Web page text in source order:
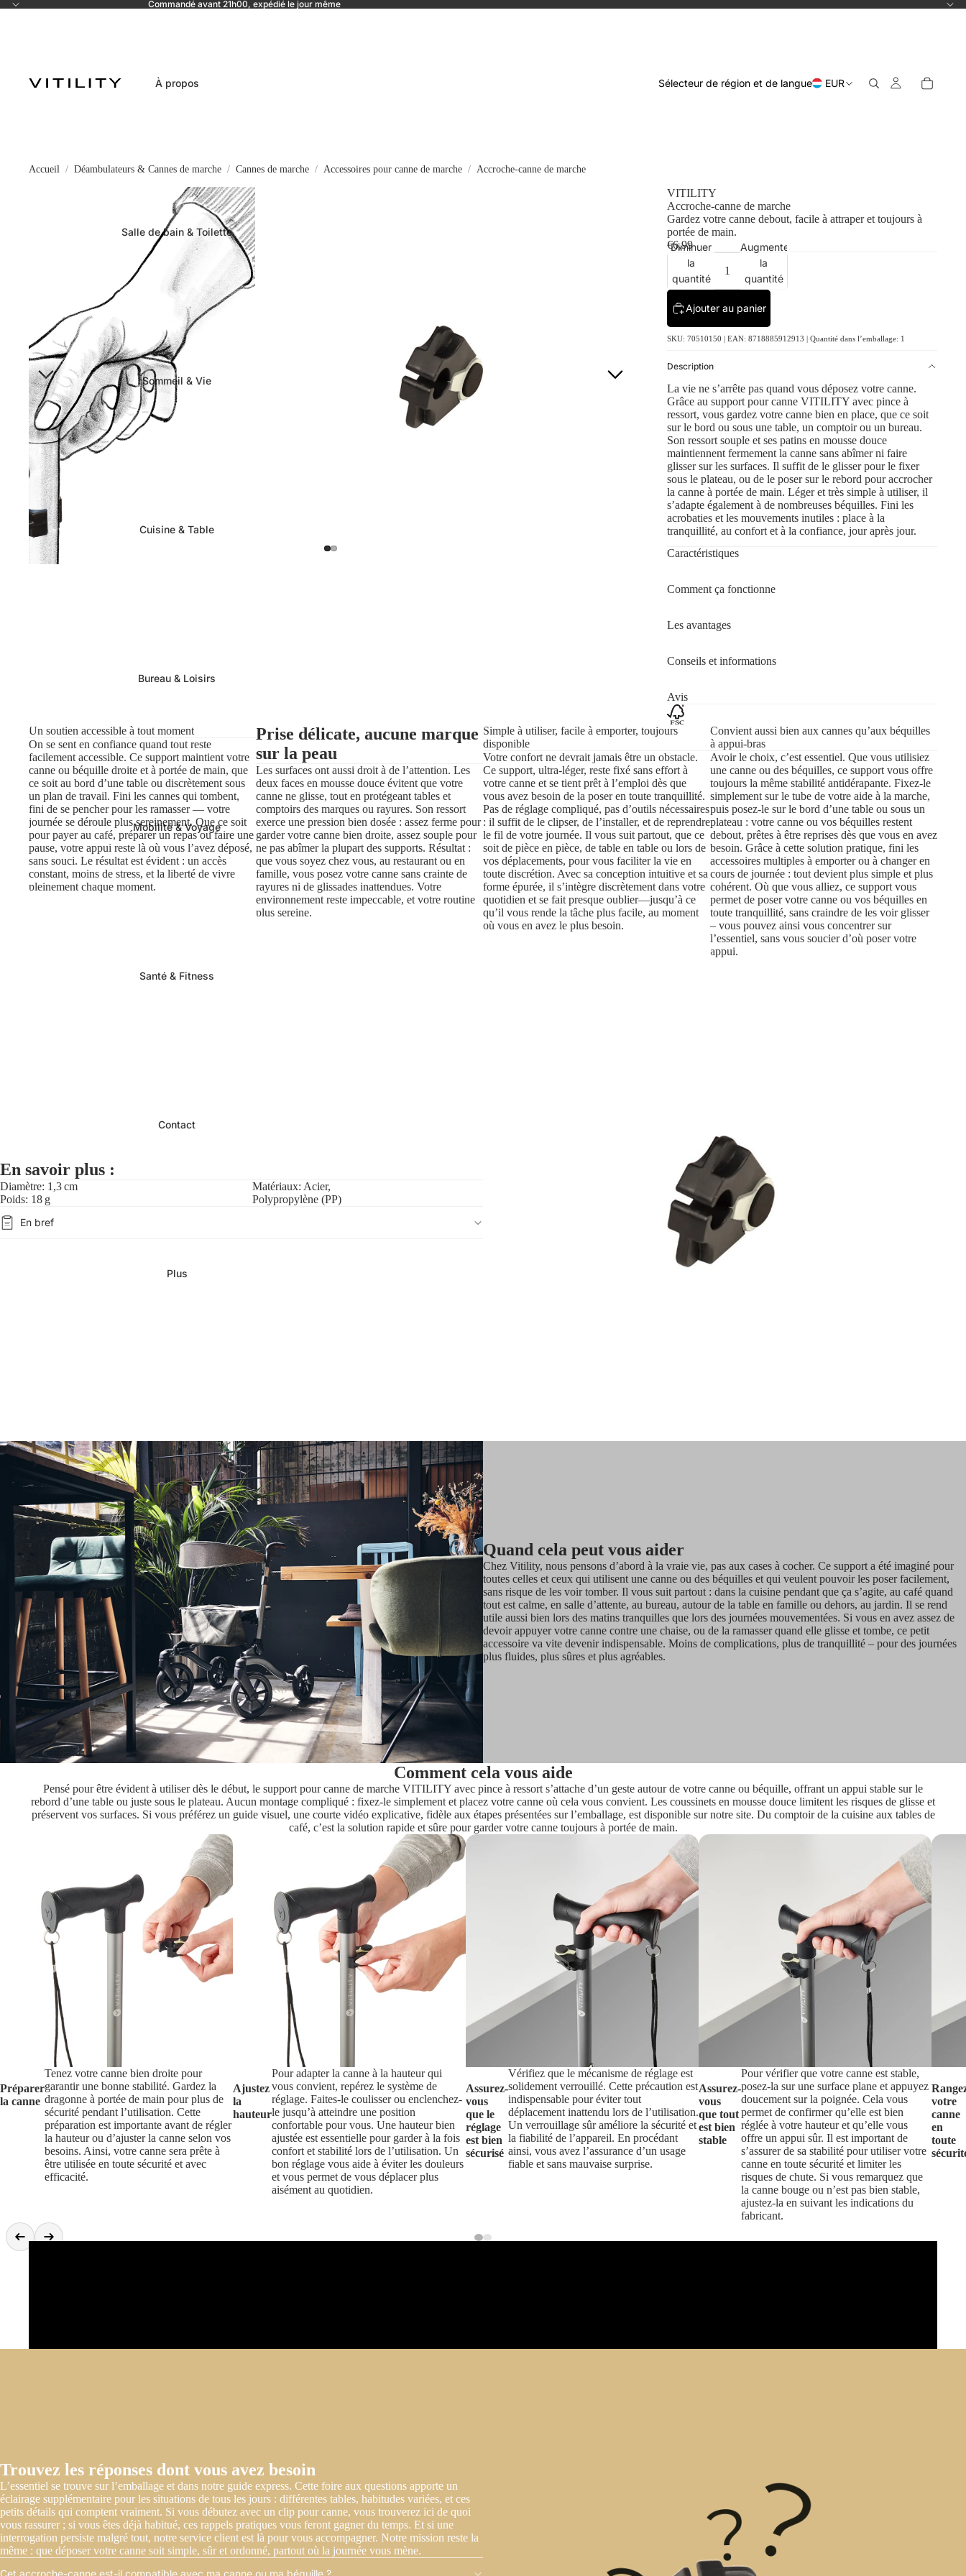
Commandé avant 21h00, expédié le jour même
À propos
Salle de bain & Toilette
Sommeil & Vie
Cuisine & Table
Bureau & Loisirs
Mobilité & Voyage
Santé & Fitness
Contact
Plus
Sélecteur de région et de langue EUR
Accueil Déambulateurs & Cannes de marche Cannes de marche Accessoires pour canne de marche Accroche-canne de marche
VITILITY
Accroche-canne de marche
Gardez votre canne debout, facile à attraper et toujours à
portée de main.
€6,99
Diminuer
la
quantité
Augmenter
la
quantité
Ajouter au panier
SKU: 70510150 | EAN: 8718885912913 | Quantité dans l’emballage: 1
Description
La vie ne s’arrête pas quand vous déposez votre canne.
Grâce au support pour canne VITILITY avec pince à
ressort, vous gardez votre canne bien en place, que ce soit
sur le bord ou sous une table, un comptoir ou un bureau.
Son ressort souple et ses patins en mousse douce
maintiennent fermement la canne sans abîmer ni faire
glisser sur les surfaces. Il suffit de le glisser pour le fixer
sous le plateau, ou de le poser sur le rebord pour accrocher
la canne à portée de main. Léger et très simple à utiliser, il
s’adapte également à de nombreuses béquilles. Fini les
acrobaties et les mouvements inutiles : place à la
tranquillité, au confort et à la confiance, jour après jour.
Caractéristiques
Comment ça fonctionne
Les avantages
Conseils et informations
Avis
Un soutien accessible à tout moment
On se sent en confiance quand tout reste
facilement accessible. Ce support maintient votre
canne ou béquille droite et à portée de main, que
ce soit au bord d’une table ou discrètement sous
un plan de travail. Fini les cannes qui tombent,
fini de se pencher pour les ramasser — votre
journée se déroule plus sereinement. Que ce soit
pour payer au café, préparer un repas ou faire une
pause, votre appui reste là où vous l’avez déposé,
sans souci. Le résultat est évident : un accès
constant, moins de stress, et la liberté de vivre
pleinement chaque moment.
Prise délicate, aucune marque
sur la peau
Les surfaces ont aussi droit à de l’attention. Les
deux faces en mousse douce évitent que votre
canne ne glisse, tout en protégeant tables et
comptoirs des marques ou rayures. Son ressort
exerce une pression bien dosée : assez ferme pour
garder votre canne bien droite, assez souple pour
ne pas abîmer la plupart des supports. Résultat :
que vous soyez chez vous, au restaurant ou en
famille, vous posez votre canne sans crainte de
rayures ni de glissades inattendues. Votre
environnement reste impeccable, et votre routine
plus sereine.
Simple à utiliser, facile à emporter, toujours
disponible
Votre confort ne devrait jamais être un obstacle.
Ce support, ultra-léger, reste fixé sans effort à
votre canne et se tient prêt à l’emploi dès que
vous avez besoin de la poser en toute tranquillité.
Pas de réglage compliqué, pas d’outils nécessaires
: il suffit de le clipser, de l’installer, et de reprendre
le fil de votre journée. Il vous suit partout, que ce
soit de pièce en pièce, de table en table ou lors de
vos déplacements, pour vous faciliter la vie en
toute discrétion. Avec sa conception intuitive et sa
forme épurée, il s’intègre discrètement dans votre
quotidien et se fait presque oublier—jusqu’à ce
qu’il vous rende la tâche plus facile, au moment
où vous en avez le plus besoin.
Convient aussi bien aux cannes qu’aux béquilles
à appui-bras
Avoir le choix, c’est essentiel. Que vous utilisiez
une canne ou des béquilles, ce support vous offre
toujours la même stabilité antidérapante. Fixez-le
simplement sur le tube de votre aide à la marche,
puis posez-le sur le bord d’une table ou sous un
plateau : votre canne ou vos béquilles restent
debout, prêtes à être reprises dès que vous en avez
besoin. Grâce à cette solution pratique, fini les
accessoires multiples à emporter ou à changer en
cours de journée : tout devient plus simple et plus
cohérent. Où que vous alliez, ce support vous
permet de poser votre canne ou vos béquilles en
toute tranquillité, sans craindre de les voir glisser
– vous pouvez ainsi vous concentrer sur
l’essentiel, sans vous soucier d’où poser votre
appui.
En savoir plus :
Diamètre: 1,3 cm
Poids: 18 g
Matériaux: Acier,
Polypropylène (PP)
En bref
Quand cela peut vous aider
Chez Vitility, nous pensons d’abord à la vraie vie, pas aux cases à cocher. Ce support a été imaginé pour
toutes celles et ceux qui utilisent une canne ou des béquilles et qui veulent pouvoir les poser facilement,
sans risque de les voir tomber. Il vous suit partout : dans la cuisine pendant que ça s’agite, au café quand
tout est calme, en salle d’attente, au bureau, autour de la table en famille ou dehors, au jardin. Il se rend
utile aussi bien lors des matins tranquilles que lors des journées mouvementées. Si vous en avez assez de
devoir appuyer votre canne contre une chaise, ou de la ramasser quand elle glisse et tombe, ce petit
accessoire va vite devenir indispensable. Moins de complications, plus de tranquillité – pour des journées
plus fluides, plus sûres et plus agréables.
Comment cela vous aide
Pensé pour être évident à utiliser dès le début, le support pour canne de marche VITILITY avec pince à ressort s’attache d’un geste autour de votre canne ou béquille, offrant un appui stable sur le
rebord d’une table ou juste sous le plateau. Aucun montage compliqué : fixez-le simplement et placez votre canne où cela vous convient. Les coussinets en mousse douce limitent les risques de glisse et
préservent vos surfaces. Si vous préférez un guide visuel, une courte vidéo explicative, fidèle aux étapes présentées sur l’emballage, est disponible sur notre site. Du comptoir de la cuisine aux tables de
café, c’est la solution rapide et sûre pour garder votre canne toujours à portée de main.
Préparer
la canne
Tenez votre canne bien droite pour
garantir une bonne stabilité. Gardez la
dragonne à portée de main pour plus de
sécurité pendant l’utilisation. Cette
préparation est importante avant de régler
la hauteur ou d’ajuster la canne selon vos
besoins. Ainsi, votre canne sera prête à
être utilisée en toute sécurité et avec
efficacité.
Ajustez
la
hauteur
Pour adapter la canne à la hauteur qui
vous convient, repérez le système de
réglage. Faites-le coulisser ou enclenchez-
le jusqu’à atteindre une position
confortable pour vous. Une hauteur bien
ajustée est essentielle pour garder à la fois
confort et stabilité lors de l’utilisation. Un
bon réglage vous aide à éviter les douleurs
et vous permet de vous déplacer plus
aisément au quotidien.
Assurez-
vous
que le
réglage
est bien
sécurisé
Vérifiez que le mécanisme de réglage est
solidement verrouillé. Cette précaution est
indispensable pour éviter tout
déplacement inattendu lors de l’utilisation.
Un verrouillage sûr améliore la sécurité et
la fiabilité de l’appareil. En procédant
ainsi, vous avez l’assurance d’un usage
fiable et sans mauvaise surprise.
Assurez-
vous
que tout
est bien
stable
Pour vérifier que votre canne est stable,
posez-la sur une surface plane et appuyez
doucement sur la poignée. Cela vous
permet de confirmer qu’elle est bien
réglée à votre hauteur et qu’elle vous
offre un appui sûr. Il est important de
s’assurer de sa stabilité pour utiliser votre
canne en toute sécurité et limiter les
risques de chute. Si vous remarquez que
la canne bouge ou n’est pas bien stable,
ajustez-la en suivant les indications du
fabricant.
votre
canne
en
toute
Trouvez les réponses dont vous avez besoin
L’essentiel se trouve sur l’emballage et dans notre guide express. Cette foire aux questions apporte un
éclairage supplémentaire pour les situations de tous les jours : différentes tables, habitudes variées, et ces
petits détails qui comptent vraiment. Si vous débutez avec un clip pour canne, vous trouverez ici de quoi
vous rassurer ; si vous êtes déjà habitué, ces rappels pratiques vous feront gagner du temps. Et si une
interrogation persiste malgré tout, notre service client est là pour vous accompagner. Notre mission reste la
même : que déposer votre canne soit simple, sûr et ordonné, partout où la journée vous mène.